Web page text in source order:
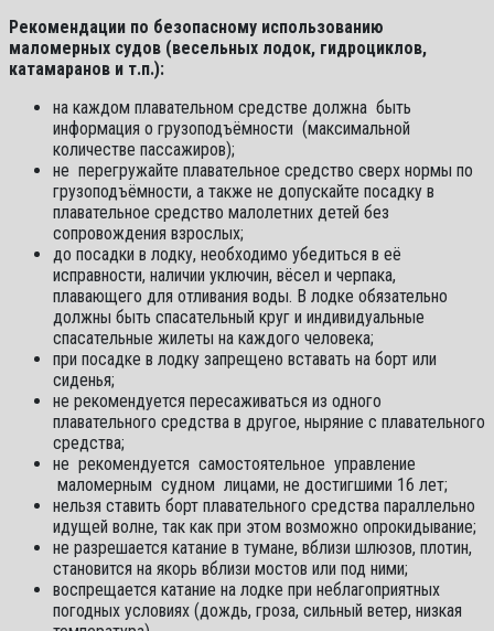
Рекомендации по безопасному использованию
маломерных судов (весельных лодок, гидроциклов,
катамаранов и т.п.):
на каждом плавательном средстве должна быть
информация о грузоподъёмности (максимальной
количестве пассажиров);
не перегружайте плавательное средство сверх нормы по
грузоподъёмности, а также не допускайте посадку в
плавательное средство малолетних детей без
сопровождения взрослых;
до посадки в лодку, необходимо убедиться в её
исправности, наличии уключин, вёсел и черпака,
плавающего для отливания воды. В лодке обязательно
должны быть спасательный круг и индивидуальные
спасательные жилеты на каждого человека;
при посадке в лодку запрещено вставать на борт или
сиденья;
не рекомендуется пересаживаться из одного
плавательного средства в другое, ныряние с плавательного
средства;
не рекомендуется самостоятельное управление
маломерным судном лицами, не достигшими 16 лет;
нельзя ставить борт плавательного средства параллельно
идущей волне, так как при этом возможно опрокидывание;
не разрешается катание в тумане, вблизи шлюзов, плотин,
становится на якорь вблизи мостов или под ними;
воспрещается катание на лодке при неблагоприятных
погодных условиях (дождь, гроза, сильный ветер, низкая